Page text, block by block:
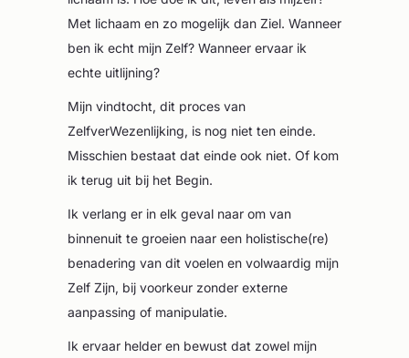
Met lichaam en zo mogelijk dan Ziel. Wanneer
ben ik echt mijn Zelf? Wanneer ervaar ik
echte uitlijning?
Mijn vindtocht, dit proces van
ZelfverWezenlijking, is nog niet ten einde.
Misschien bestaat dat einde ook niet. Of kom
ik terug uit bij het Begin.
Ik verlang er in elk geval naar om van
binnenuit te groeien naar een holistische(re)
benadering van dit voelen en volwaardig mijn
Zelf Zijn, bij voorkeur zonder externe
aanpassing of manipulatie.
Ik ervaar helder en bewust dat zowel mijn